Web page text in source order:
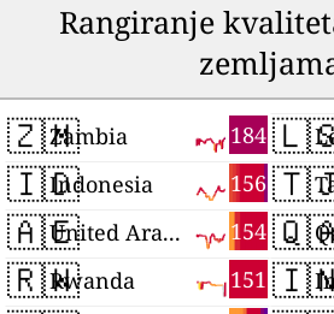
Rangiranje
🇿🇲 184
Zambia
🇮🇩 156
Indonesia
🇦🇪 154
United Arab Emirates
🇷🇼 151
Rwanda